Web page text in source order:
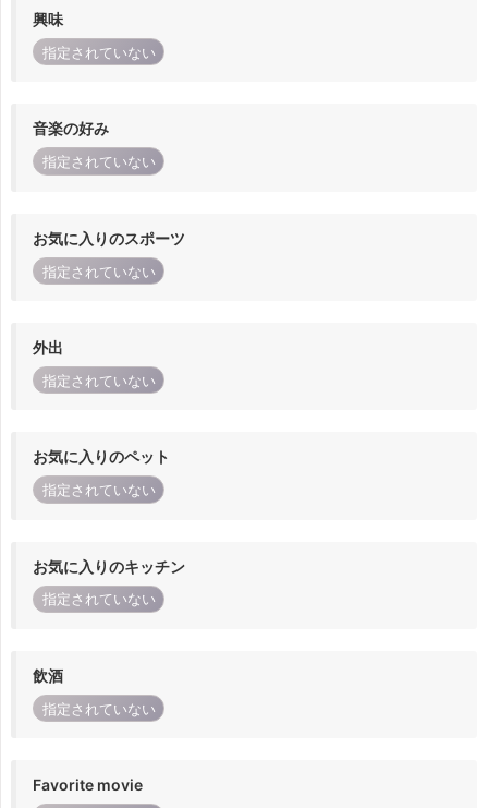
興味
指定されていない
音楽の好み
指定されていない
お気に入りのスポーツ
指定されていない
外出
指定されていない
お気に入りのペット
指定されていない
お気に入りのキッチン
指定されていない
飲酒
指定されていない
Favorite movie